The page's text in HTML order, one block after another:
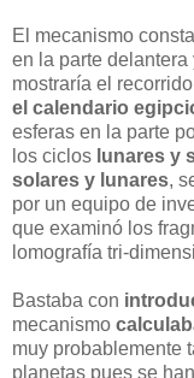
El mecanismo
en la parte delantera
mostraría el
el calendario
esferas en la parte
los ciclos lunares y
solares y lunares,
por un equipo de
que examinó los
lomografía tri-
Bastaba con
mecanismo
muy probablemente
planetas pues se